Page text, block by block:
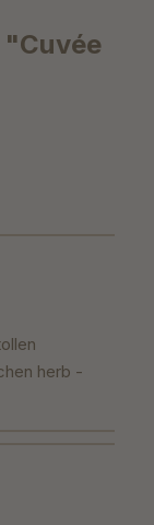
"Cuvée
Sternen
herb -